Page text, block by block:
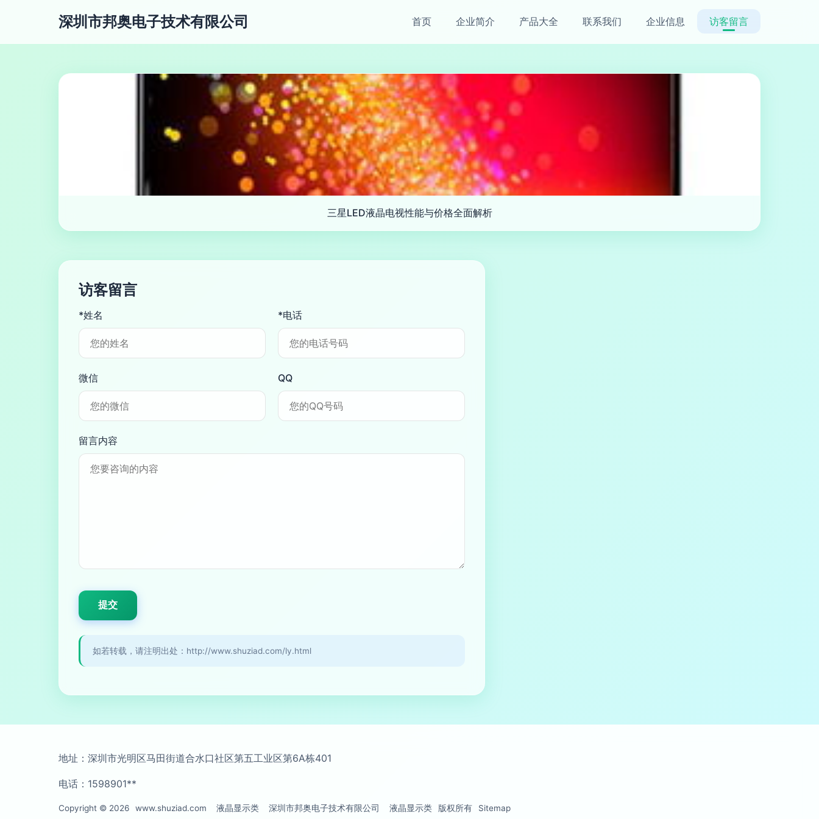
深圳市邦奥电子技术有限公司 首页 企业简介 产品大全 联系我们 企业信息 访客留言
三星LED液晶电视性能与价格全面解析
访客留言
*姓名 *电话
微信 QQ
留言内容
如若转载，请注明出处：http://www.shuziad.com/ly.html
地址：深圳市光明区马田街道合水口社区第五工业区第6A栋401
电话：1598901**
Copyright © 2026 www.shuziad.com 液晶显示类 深圳市邦奥电子技术有限公司 液晶显示类 版权所有 Sitemap